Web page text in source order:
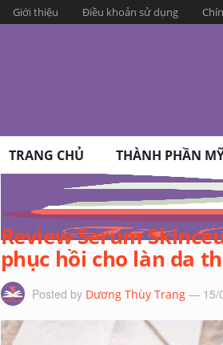
Giới thiệu Điều khoản sử dụng
TRANG CHỦ THÀNH PHẦN
Review Serum
phục hồi cho làn da
Posted by Dương Thùy Trang — 15/